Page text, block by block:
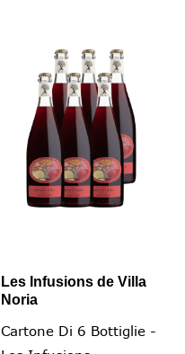
Les Infusions de Villa
Noria
Cartone Di 6 Bottiglie -